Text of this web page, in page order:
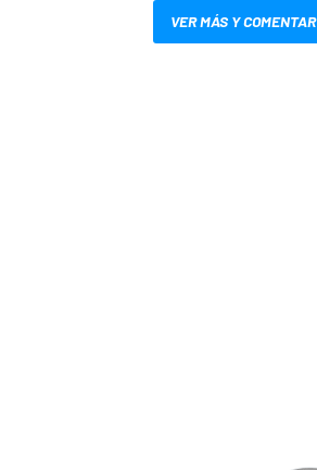
VER MÁS Y COMENTAR